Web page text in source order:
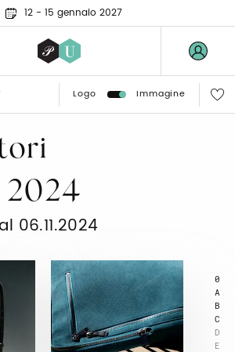
12 - 15 gennaio 2027
Logo Immagine
0
A
B
C
D
E
2024
06.11.2024